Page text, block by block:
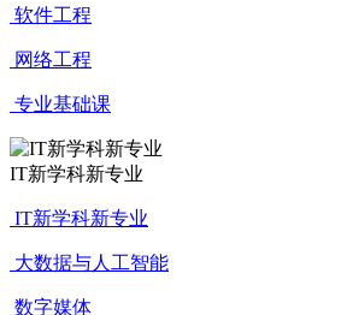
软件工程
网络工程
专业基础课
IT新学科新专业
IT新学科新专业
大数据与人工智能
数字媒体